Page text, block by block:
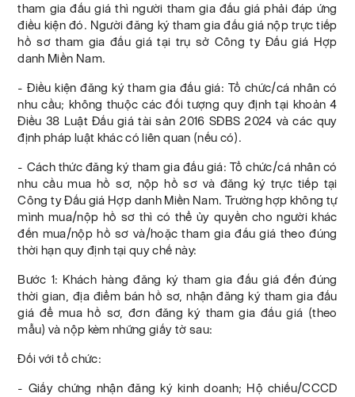
tham gia đấu giá thì người tham gia đấu giá phải đáp ứng
điều kiện đó. Người đăng ký tham gia đấu giá nộp trực tiếp
hồ sơ tham gia đấu giá tại trụ sở Công ty Đấu giá Hợp
danh Miền Nam.
- Điều kiện đăng ký tham gia đấu giá: Tổ chức/cá nhân có
nhu cầu; không thuộc các đối tượng quy định tại khoản 4
Điều 38 Luật Đấu giá tài sản 2016 SĐBS 2024 và các quy
định pháp luật khác có liên quan (nếu có).
- Cách thức đăng ký tham gia đấu giá: Tổ chức/cá nhân có
nhu cầu mua hồ sơ, nộp hồ sơ và đăng ký trực tiếp tại
Công ty Đấu giá Hợp danh Miền Nam. Trường hợp không tự
mình mua/nộp hồ sơ thì có thể ủy quyền cho người khác
đến mua/nộp hồ sơ và/hoặc tham gia đấu giá theo đúng
thời hạn quy định tại quy chế này:
Bước 1: Khách hàng đăng ký tham gia đấu giá đến đúng
thời gian, địa điểm bán hồ sơ, nhận đăng ký tham gia đấu
giá để mua hồ sơ, đơn đăng ký tham gia đấu giá (theo
mẫu) và nộp kèm những giấy tờ sau:
Đối với tổ chức:
- Giấy chứng nhận đăng ký kinh doanh; Hộ chiếu/CCCD